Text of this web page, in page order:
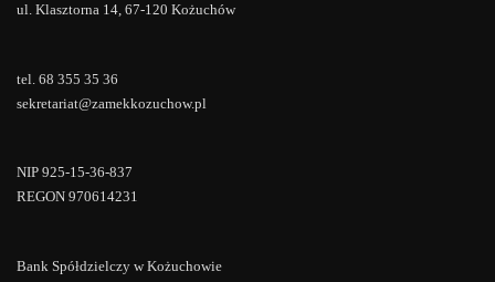
ul. Klasztorna 14, 67-120 Kożuchów
tel. 68 355 35 36
sekretariat@zamekkozuchow.pl
NIP 925-15-36-837
REGON 970614231
Bank Spółdzielczy w Kożuchowie